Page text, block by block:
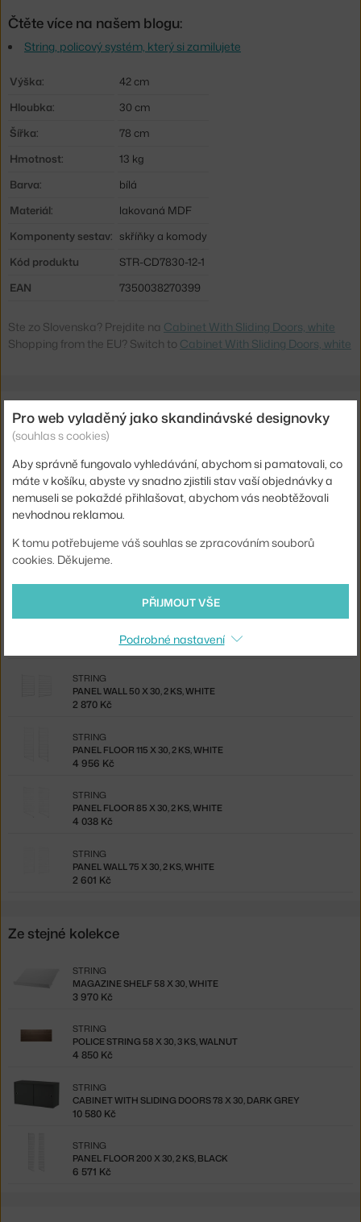
Čtěte více na našem blogu:
String, policový systém, který si zamilujete
Výška:
42 cm
Hloubka:
30 cm
Šířka:
78 cm
Hmotnost:
13 kg
Barva:
bílá
Materiál:
lakovaná MDF
Komponenty sestav: skříňky a komody
Kód produktu
STR-CD7830-12-1
EAN
7350038270399
Ste zo Slovenska? Prejdite na Cabinet With Sliding Doors, white
Shopping from the EU? Switch to Cabinet With Sliding Doors, white
Související produkty
STRING LIVING ROOM F, WHITE
44 810 Kč
STRING LIVING ROOM G, WHITE
STRING
STRING
37 850 Kč
PANEL FLOOR 200 X 30, 2 KS, WHITE
STRING
PANEL WALL 50 X 30, 2 KS, WHITE
STRING
2 870 Kč
PANEL FLOOR 115 X 30, 2 KS, WHITE
STRING
4 956 Kč
PANEL FLOOR 85 X 30, 2 KS, WHITE
STRING
4 038 Kč
PANEL WALL 75 X 30, 2 KS, WHITE
STRING
2 601 Kč
Ze stejné kolekce
MAGAZINE SHELF 58 X 30, WHITE
STRING
3 970 Kč
POLICE STRING 58 X 30, 3 KS, WALNUT
STRING
4 850 Kč
CABINET WITH SLIDING DOORS 78 X 30, DARK GREY
STRING
10 580 Kč
PANEL FLOOR 200 X 30, 2 KS, BLACK
STRING
6 571 Kč
Pro web vyladěný jako skandinávské designovky
(souhlas s cookies)
Aby správně fungovalo vyhledávání, abychom si pamatovali, co
máte v košíku, abyste vy snadno zjistili stav vaší objednávky a
nemuseli se pokaždé přihlašovat, abychom vás neobtěžovali
nevhodnou reklamou.
K tomu potřebujeme váš souhlas se zpracováním souborů
cookies. Děkujeme.
PŘIJMOUT VŠE
Podrobné nastavení